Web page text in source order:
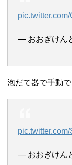
— おおぎけん
泡だて器で手動
— おおぎけん